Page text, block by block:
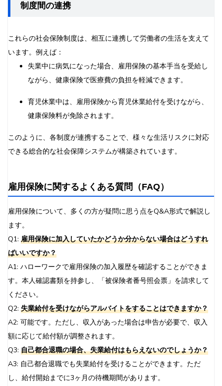
制度間の連携
これらの社会保険制度は、相互に連携して労働者の生活を支えて
います。例えば：
失業中に病気になった場合、雇用保険の基本手当を受給し
ながら、健康保険で医療費の負担を軽減できます。
育児休業中は、雇用保険から育児休業給付を受けながら、
健康保険料が免除されます。
このように、各制度が連携することで、様々な生活リスクに対応
できる総合的な社会保障システムが構築されています。
雇用保険に関するよくある質問（FAQ）
雇用保険について、多くの方が疑問に思う点をQ&A形式で解説し
ます。
Q1: 雇用保険に加入していたかどうか分からない場合はどうすれ
ばいいですか？
A1: ハローワークで雇用保険の加入履歴を確認することができま
す。本人確認書類を持参し、「被保険者番号照会票」を請求して
ください。
Q2: 失業給付を受けながらアルバイトをすることはできますか？
A2: 可能です。ただし、収入があった場合は申告が必要で、収入
額に応じて給付額が調整されます。
Q3: 自己都合退職の場合、失業給付はもらえないのでしょうか？
A3: 自己都合退職でも失業給付を受けることができます。ただ
し、給付開始までに3ヶ月の待機期間があります。